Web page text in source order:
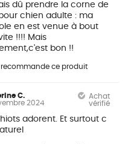
dû prendre la corne de
chien adulte : ma
en est venue à bout
!!!! Mais
bon !!
recommande ce produit
C.
2024
Achat
vérifié
adorent. Et surtout c